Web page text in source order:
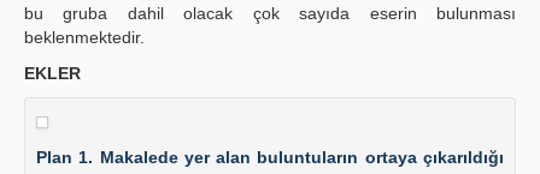
bu gruba dahil olacak çok sayıda eserin bulunması
beklenmektedir.
EKLER
Plan 1. Makalede yer alan buluntuların ortaya çıkarıldığı